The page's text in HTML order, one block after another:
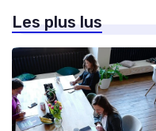
Les plus lus